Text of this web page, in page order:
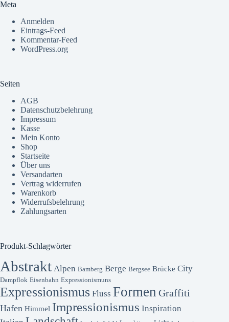
Meta
Anmelden
Eintrags-Feed
Kommentar-Feed
WordPress.org
Seiten
AGB
Datenschutzbelehrung
Impressum
Kasse
Mein Konto
Shop
Startseite
Über uns
Versandarten
Vertrag widerrufen
Warenkorb
Widerrufsbelehrung
Zahlungsarten
Produkt-Schlagwörter
Abstrakt Alpen Bamberg Berge Bergsee Brücke City
Dampflok Eisenbahn Expressionismuns
Expressionismus Fluss Formen Graffiti
Hafen Himmel Impressionismus Inspiration